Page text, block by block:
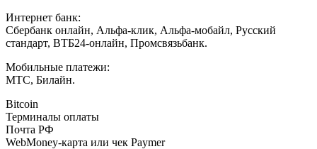
Интернет банк:
Сбербанк онлайн, Альфа-клик, Альфа-мобайл, Русский
стандарт, ВТБ24-онлайн, Промсвязьбанк.
Мобильные платежи:
МТС, Билайн.
Bitcoin
Терминалы оплаты
Почта РФ
WebMoney-карта или чек Paymer